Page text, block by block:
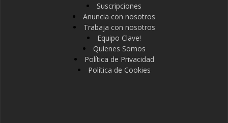
Suscripciones
Anuncia con nosotros
Trabaja con nosotros
Equipo Clave!
Quienes Somos
Política de Privacidad
Política de Cookies